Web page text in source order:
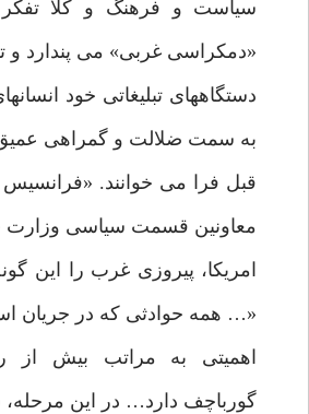
سیاست و فرهنگ و کلاً تفکر
«دمکراسی غربی» می پندارد
دستگاههای تبلیغاتی خود
به سمت ضلالت و گمراهی عمیق
قبل فرا می خوانند. «فرانسیس
معاونین قسمت سیاسی وزارت
امریکا، پیروزی غرب را این
«… همه حوادثی که در جریان
اهمیتی به مراتب بیش از
گورباچف دارد… در این مرحله،